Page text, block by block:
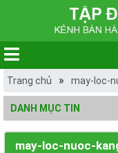
Trang chủ » may-loc-
DANH MỤC TIN
may-loc-nuoc-